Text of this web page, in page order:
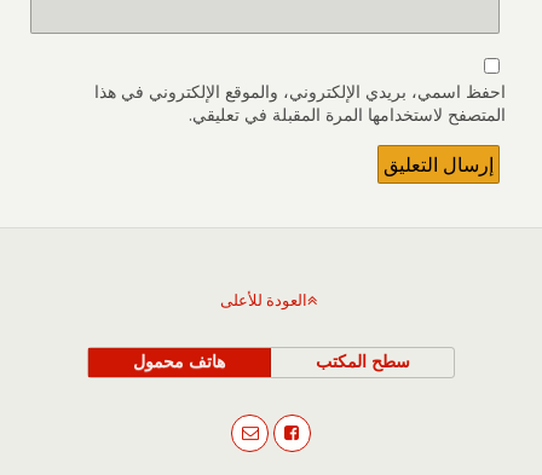
احفظ اسمي، بريدي الإلكتروني، والموقع الإلكتروني في هذا
المتصفح لاستخدامها المرة المقبلة في تعليقي.
العودة للأعلى
هاتف محمول سطح المكتب